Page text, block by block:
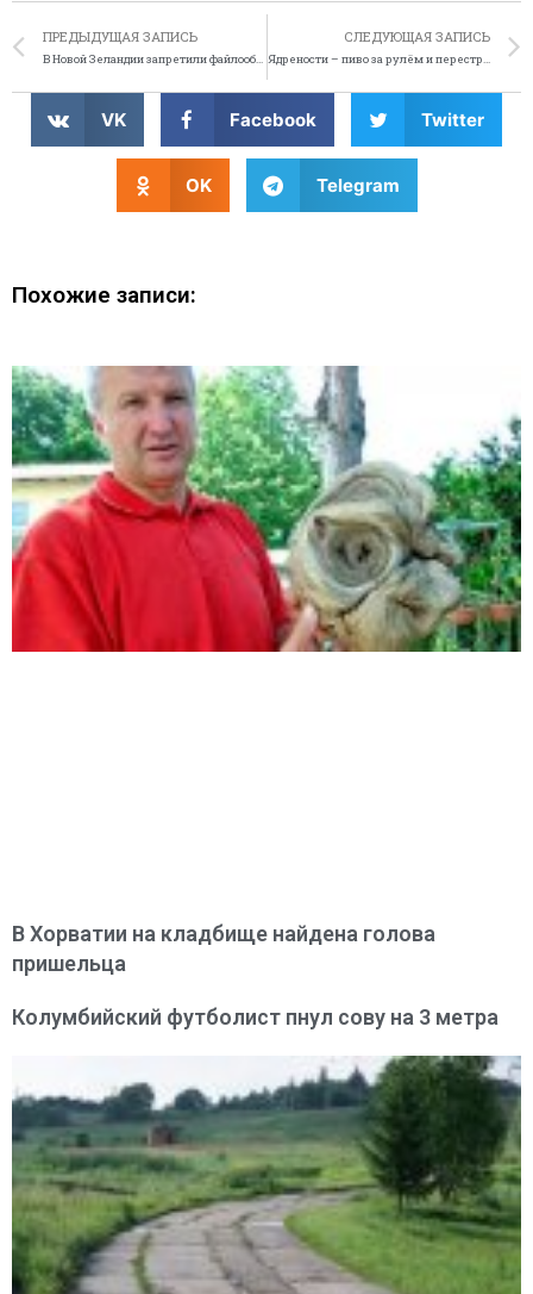
ПРЕДЫДУЩАЯ ЗАПИСЬ
В Новой Зеландии запретили файлообменники
СЛЕДУЮЩАЯ ЗАПИСЬ
Ядрености – пиво за рулём и перестрелка в магазине
VK Facebook Twitter
OK Telegram
Похожие записи:
В Хорватии на кладбище найдена голова
пришельца
Колумбийский футболист пнул сову на 3 метра